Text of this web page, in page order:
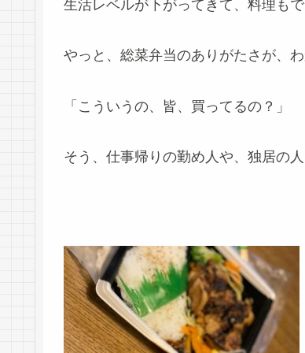
生活レベルが下がってきて、料理もで
やっと、総菜弁当のありがたさが、
「こういうの、皆、買ってるの？」
そう、仕事帰りの勤め人や、独居の人